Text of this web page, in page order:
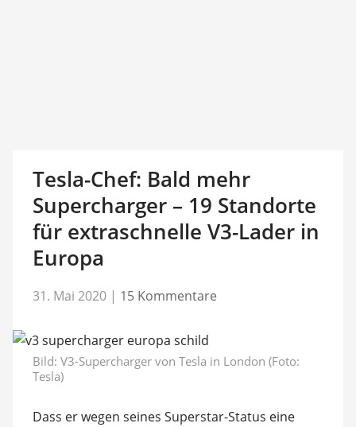
Tesla-Chef: Bald mehr
Supercharger – 19 Standorte
für extraschnelle V3-Lader in
Europa
31. Mai 2020 | 15 Kommentare
Bild: V3-Supercharger von Tesla in London (Foto:
Tesla)
Dass er wegen seines Superstar-Status eine